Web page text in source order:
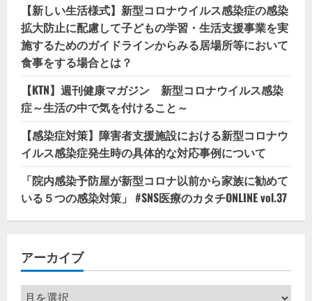
【新しい生活様式】新型コロナウイルス感染症の感染
拡大防止に配慮して子どもの学習・生活支援事業を実
施するためのガイドラインからみる居場所等において
食事をする場合とは？
【KTN】週刊健康マガジン 新型コロナウイルス感染
症～生活の中で気を付けること～
【感染症対策】障害者支援施設における新型コロナウ
イルス感染症発生時の具体的な対応事例について
「院内感染予防屋が新型コロナ以前から家族に勧めて
いる５つの感染対策」 #SNS医療のカタチONLINE vol.37
アーカイブ
ア